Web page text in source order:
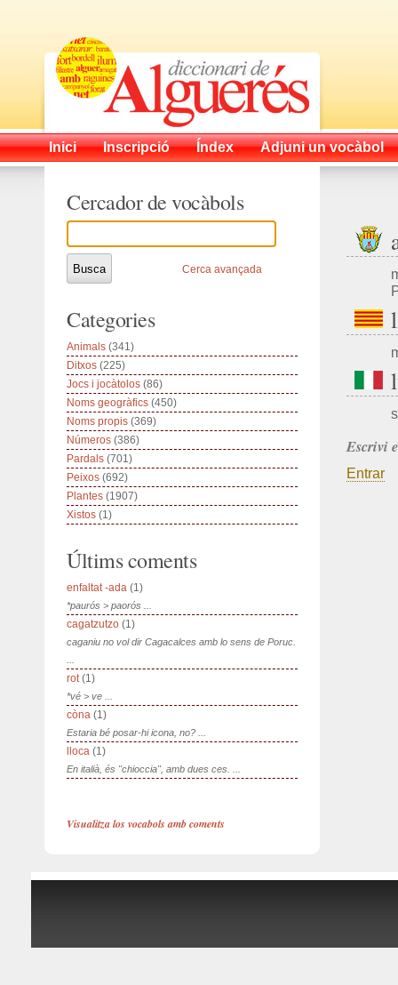
Inici Inscripció Índex Adjuni un vocàbol
Escrivi
Entrar
Cercador de vocàbols
Cerca avançada
Categories
Animals (341)
Ditxos (225)
Jocs i jocàtolos (86)
Noms geogràfics (450)
Noms propis (369)
Números (386)
Pardals (701)
Peixos (692)
Plantes (1907)
Xistos (1)
Últims coments
enfaltat -ada (1)
*paurós > paorós ...
cagatzutzo (1)
caganiu no vol dir Cagacalces amb lo sens de Poruc.
rot(1)
*vé > ve ...
còna (1)
Estaria bé posar-hi icona, no? ...
lloca (1)
En italià, és "chioccia", amb dues ces. ...
Visualitza los vocabols amb coments